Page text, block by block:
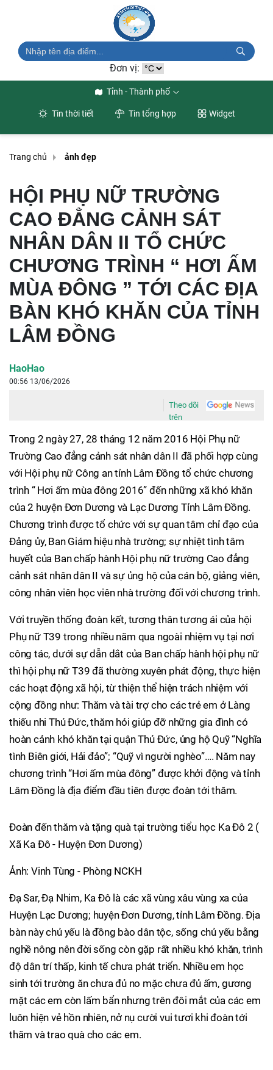
Đơn vị:
Tỉnh - Thành phố
Tin thời tiết Tin tổng hợp Widget
Trang chủ ảnh đẹp
HỘI PHỤ NỮ TRƯỜNG
CAO ĐẲNG CẢNH SÁT
NHÂN DÂN II TỔ CHỨC
CHƯƠNG TRÌNH “ HƠI ẤM
MÙA ĐÔNG ” TỚI CÁC ĐỊA
BÀN KHÓ KHĂN CỦA TỈNH
LÂM ĐỒNG
HaoHao
00:56 13/06/2026
Theo dõi
trên
Trong 2 ngày 27, 28 tháng 12 năm 2016 Hội Phụ nữ
Trường Cao đẳng cảnh sát nhân dân II đã phối hợp cùng
với Hội phụ nữ Công an tỉnh Lâm Đồng tổ chức chương
trình “ Hơi ấm mùa đông 2016” đến những xã khó khăn
của 2 huyện Đơn Dương và Lạc Dương Tỉnh Lâm Đồng.
Chương trình được tổ chức với sự quan tâm chỉ đạo của
Đảng ủy, Ban Giám hiệu nhà trường; sự nhiệt tình tâm
huyết của Ban chấp hành Hội phụ nữ trường Cao đẳng
cảnh sát nhân dân II và sự ủng hộ của cán bộ, giảng viên,
công nhân viên học viên nhà trường đối với chương trình.
Với truyền thống đoàn kết, tương thân tương ái của hội
Phụ nữ T39 trong nhiều năm qua ngoài nhiệm vụ tại nơi
công tác, dưới sự dẫn dắt của Ban chấp hành hội phụ nữ
thì hội phụ nữ T39 đã thường xuyên phát động, thực hiện
các hoạt động xã hội, từ thiện thể hiện trách nhiệm với
cộng đồng như: Thăm và tài trợ cho các trẻ em ở Làng
thiếu nhi Thủ Đức, thăm hỏi giúp đỡ những gia đình có
hoàn cảnh khó khăn tại quận Thủ Đức, ủng hộ Quỹ “Nghĩa
tình Biên giới, Hải đảo”; “Quỹ vì người nghèo”…. Năm nay
chương trình “Hơi ấm mùa đông” được khởi động và tỉnh
Lâm Đồng là địa điểm đầu tiên được đoàn tới thăm.
Đoàn đến thăm và tặng quà tại trường tiểu học Ka Đô 2 (
Xã Ka Đô - Huyện Đơn Dương)
Ảnh: Vinh Tùng - Phòng NCKH
Đạ Sar, Đạ Nhim, Ka Đô là các xã vùng xâu vùng xa của
Huyện Lạc Dương; huyện Đơn Dương, tỉnh Lâm Đồng. Địa
bàn này chủ yếu là đồng bào dân tộc, sống chủ yếu bằng
nghề nông nên đời sống còn gặp rất nhiều khó khăn, trình
độ dân trí thấp, kinh tế chưa phát triển. Nhiều em học
sinh tới trường ăn chưa đủ no mặc chưa đủ ấm, gương
mặt các em còn lấm bẩn nhưng trên đôi mắt của các em
luôn hiện vẻ hồn nhiên, nở nụ cười vui tươi khi đoàn tới
thăm và trao quà cho các em.